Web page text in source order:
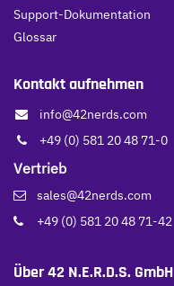
Support-Dokumentation
Glossar
Kontakt aufnehmen
info@42nerds.com
+49 (0) 581 20 48 71-0
Vertrieb
sales@42nerds.com
+49 (0) 581 20 48 71-42
Über 42 N.E.R.D.S. GmbH